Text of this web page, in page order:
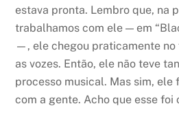
estava pronta. Lembro que, na
trabalhamos com ele — em
—, ele chegou praticamente no
as vozes. Então, ele não teve
processo musical. Mas sim, ele
com a gente. Acho que esse